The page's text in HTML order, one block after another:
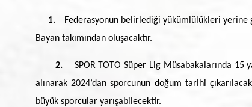
1.
Federasyonun belirlediği yükümlülükleri yerine
Bayan takımından oluşacaktır.
2. SPOR TOTO Süper Lig Müsabakalarında 15
alınarak 2024’dan sporcunun doğum tarihi
büyük sporcular yarışabilecektir.